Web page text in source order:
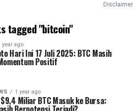
Disclaimer
tagged "bitcoin"
year ago
Hari Ini 17 Juli 2025: BTC Masih
Positif
1 year ago
Miliar BTC Masuk ke Bursa: